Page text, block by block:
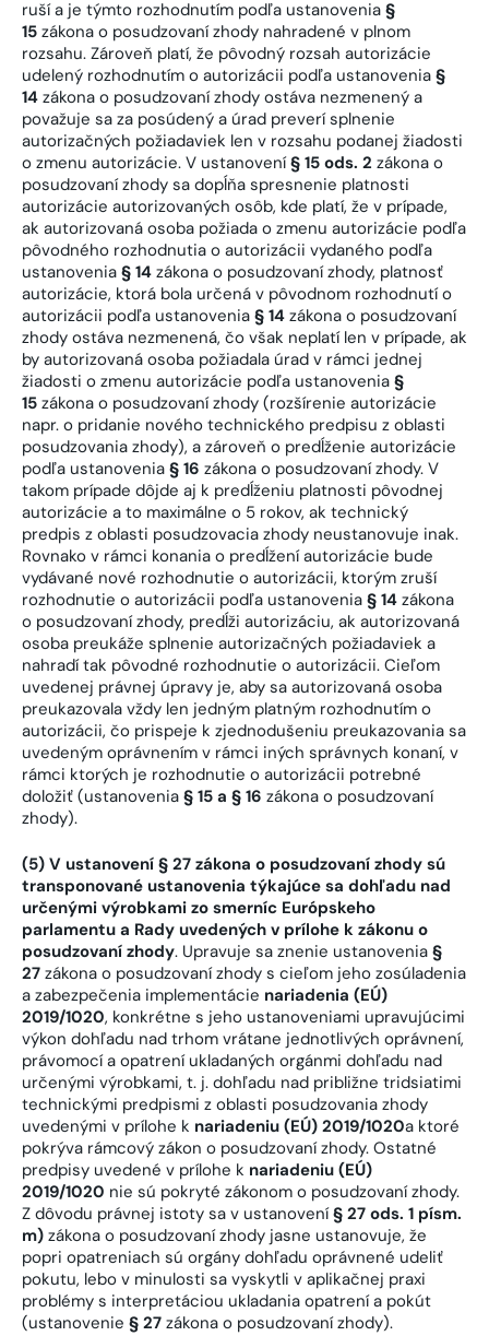
ruší a je týmto rozhodnutím podľa ustanovenia §
15 zákona o posudzovaní zhody nahradené v plnom
rozsahu. Zároveň platí, že pôvodný rozsah autorizácie
udelený rozhodnutím o autorizácii podľa ustanovenia §
14 zákona o posudzovaní zhody ostáva nezmenený a
považuje sa za posúdený a úrad preverí splnenie
autorizačných požiadaviek len v rozsahu podanej žiadosti
o zmenu autorizácie. V ustanovení§ 15 ods. 2 zákona o
posudzovaní zhody sa dopĺňa spresnenie platnosti
autorizácie autorizovaných osôb, kde platí, že v prípade,
ak autorizovaná osoba požiada o zmenu autorizácie podľa
pôvodného rozhodnutia o autorizácii vydaného podľa
ustanovenia § 14 zákona o posudzovaní zhody, platnosť
autorizácie, ktorá bola určená v pôvodnom rozhodnutí o
autorizácii podľa ustanovenia § 14 zákona o posudzovaní
zhody ostáva nezmenená, čo však neplatí len v prípade, ak
by autorizovaná osoba požiadala úrad v rámci jednej
žiadosti o zmenu autorizácie podľa ustanovenia §
15 zákona o posudzovaní zhody (rozšírenie autorizácie
napr. o pridanie nového technického predpisu z oblasti
posudzovania zhody), a zároveň o predĺženie autorizácie
podľa ustanovenia § 16 zákona o posudzovaní zhody. V
takom prípade dôjde aj k predĺženiu platnosti pôvodnej
autorizácie a to maximálne o 5 rokov, ak technický
predpis z oblasti posudzovacia zhody neustanovuje inak.
Rovnako v rámci konania o predĺžení autorizácie bude
vydávané nové rozhodnutie o autorizácii, ktorým zruší
rozhodnutie o autorizácii podľa ustanovenia § 14 zákona
o posudzovaní zhody, predĺži autorizáciu, ak autorizovaná
osoba preukáže splnenie autorizačných požiadaviek a
nahradí tak pôvodné rozhodnutie o autorizácii. Cieľom
uvedenej právnej úpravy je, aby sa autorizovaná osoba
preukazovala vždy len jedným platným rozhodnutím o
autorizácii, čo prispeje k zjednodušeniu preukazovania sa
uvedeným oprávnením v rámci iných správnych konaní, v
rámci ktorých je rozhodnutie o autorizácii potrebné
doložiť (ustanovenia § 15 a § 16 zákona o posudzovaní
zhody).
(5) V ustanovení § 27 zákona o posudzovaní zhody sú
transponované ustanovenia týkajúce sa dohľadu nad
určenými výrobkami zo smerníc Európskeho
parlamentu a Rady uvedených v prílohe k zákonu o
posudzovaní zhody. Upravuje sa znenie ustanovenia §
27 zákona o posudzovaní zhody s cieľom jeho zosúladenia
a zabezpečenia implementácie nariadenia (EÚ)
2019/1020, konkrétne s jeho ustanoveniami upravujúcimi
výkon dohľadu nad trhom vrátane jednotlivých oprávnení,
právomocí a opatrení ukladaných orgánmi dohľadu nad
určenými výrobkami, t. j. dohľadu nad približne tridsiatimi
technickými predpismi z oblasti posudzovania zhody
uvedenými v prílohe k nariadeniu (EÚ) 2019/1020a ktoré
pokrýva rámcový zákon o posudzovaní zhody. Ostatné
predpisy uvedené v prílohe k nariadeniu (EÚ)
2019/1020 nie sú pokryté zákonom o posudzovaní zhody.
Z dôvodu právnej istoty sa v ustanovení§ 27 ods. 1 písm.
m) zákona o posudzovaní zhody jasne ustanovuje, že
popri opatreniach sú orgány dohľadu oprávnené udeliť
pokutu, lebo v minulosti sa vyskytli v aplikačnej praxi
problémy s interpretáciou ukladania opatrení a pokút
(ustanovenie § 27 zákona o posudzovaní zhody).